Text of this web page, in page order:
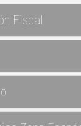
Fiscal